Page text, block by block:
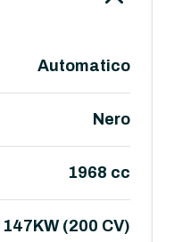
Automatico
Nero
1968 cc
147KW (200 CV)